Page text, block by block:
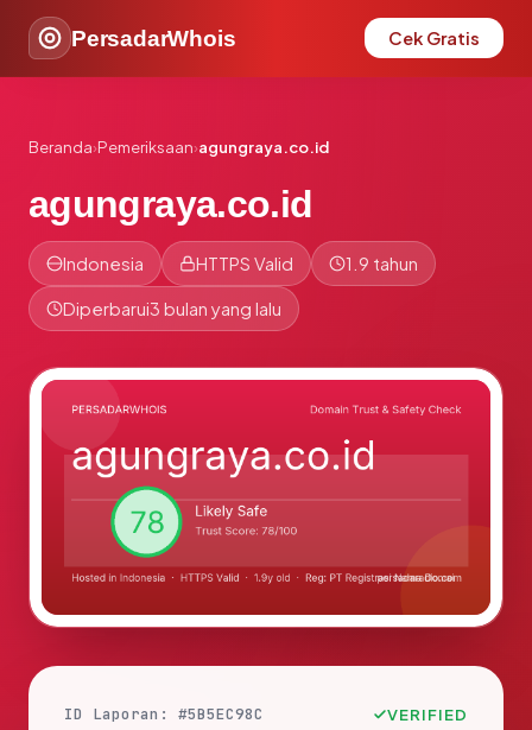
PersadarWhois Cek Gratis
Beranda›Pemeriksaan›agungraya.co.id
agungraya.co.id
Indonesia HTTPS Valid 1.9 tahun
Diperbarui3 bulan yang lalu
ID Laporan: #5B5EC98C VERIFIED